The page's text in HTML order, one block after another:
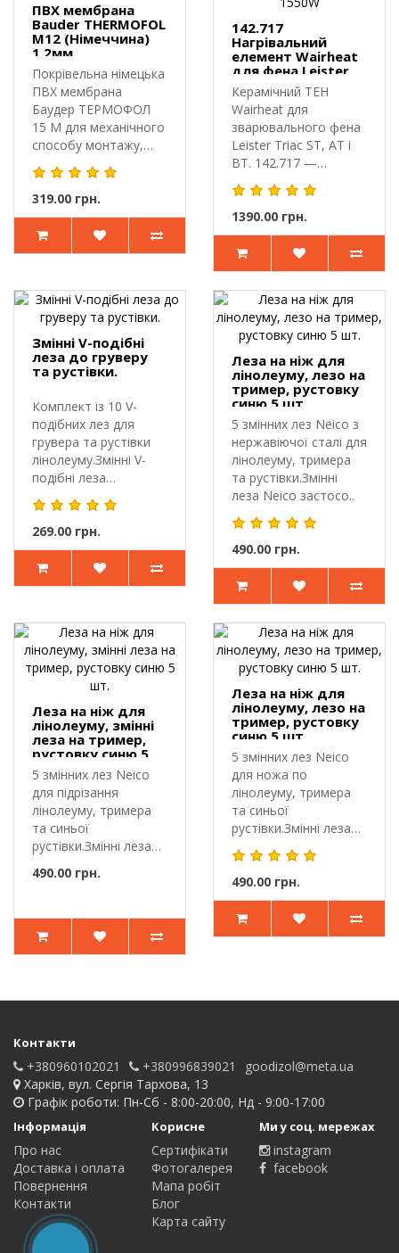
ПВХ мембрана
Bauder THERMOFOL
M12 (Німеччина)
1.2мм
Покрівельна німецька
ПВХ мембрана
Баудер ТЕРМОФОЛ
15 М для механічного
способу монтажу,
товщиною 1.5..
319.00 грн.
142.717
Нагрівальний
елемент Wairheat
для фена Leister
Triac ST, AT, BT
230V 1550W
Керамічний ТЕН
Wairheat для
зварювального фена
Leister Triac ST, AT і
BT. 142.717 —
керамічний нагр..
1390.00 грн.
Змінні V-подібні
леза до груверу
та рустівки.
Комплект із 10 V-
подібних лез для
грувера та рустівки
лінолеуму.Змінні V-
подібні леза
використовують..
269.00 грн.
Леза на ніж для
лінолеуму, лезо на
тример, рустовку
синю 5 шт.
5 змінних лез Neico з
нержавіючої сталі для
лінолеуму, тримера
та рустівки.Змінні
леза Neico застосо..
490.00 грн.
Леза на ніж для
лінолеуму, змінні
леза на тример,
рустовку синю 5
шт.
5 змінних лез Neico
для підрізання
лінолеуму, тримера
та синьої
рустівки.Змінні леза
490.00 грн.
Леза на ніж для
лінолеуму, лезо на
тример, рустовку
синю 5 шт.
5 змінних лез Neico
для ножа по
лінолеуму, тримера
та синьої
рустівки.Змінні леза
Neico застосовують..
490.00 грн.
Контакти
+380960102021 +380996839021
goodizol@meta.ua
Харків, вул. Сергія Тархова, 13
Графік роботи: Пн-Сб - 8:00-20:00, Нд - 9:00-17:00
Інформація
Про нас
Доставка і оплата
Повернення
Контакти
Корисне
Сертифікати
Фотогалерея
Мапа робіт
Блог
Карта сайту
Ми у соц. мережах
instagram
facebook